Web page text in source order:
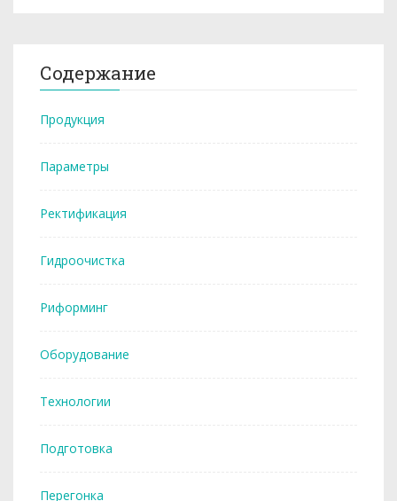
Содержание
Продукция
Параметры
Ректификация
Гидроочистка
Риформинг
Оборудование
Технологии
Подготовка
Перегонка